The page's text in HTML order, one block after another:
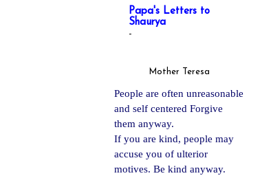
Papa's Letters to
Shaurya
-
Mother Teresa
People are often unreasonable
and self centered Forgive
them anyway.
If you are kind, people may
accuse you of ulterior
motives. Be kind anyway.